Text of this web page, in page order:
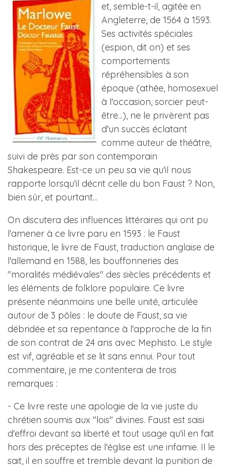
et, semble-t-il, agitée en
Angleterre, de 1564 à 1593.
Ses activités spéciales
(espion, dit on) et ses
comportements
répréhensibles à son
époque (athée, homosexuel
à l'occasion, sorcier peut-
être...), ne le privèrent pas
d'un succès éclatant
comme auteur de théâtre,
suivi de près par son contemporain
Shakespeare. Est-ce un peu sa vie qu'il nous
rapporte lorsqu'il décrit celle du bon Faust ? Non,
bien sûr, et pourtant...
On discutera des influences littéraires qui ont pu
l'amener à ce livre paru en 1593 : le Faust
historique, le livre de Faust, traduction anglaise de
l'allemand en 1588, les bouffonneries des
"moralités médiévales" des siècles précédents et
les éléments de folklore populaire. Ce livre
présente néanmoins une belle unité, articulée
autour de 3 pôles : le doute de Faust, sa vie
débridée et sa repentance à l'approche de la fin
de son contrat de 24 ans avec Mephisto. Le style
est vif, agréable et se lit sans ennui. Pour tout
commentaire, je me contenterai de trois
remarques :
- Ce livre reste une apologie de la vie juste du
chrétien soumis aux "lois" divines. Faust est saisi
d'effroi devant sa liberté et tout usage qu'il en fait
hors des préceptes de l'église est une infamie. Il le
sait, il en souffre et tremble devant la punition de